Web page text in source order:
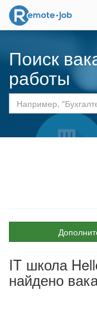
Поиск
работы
IT школа
найдено